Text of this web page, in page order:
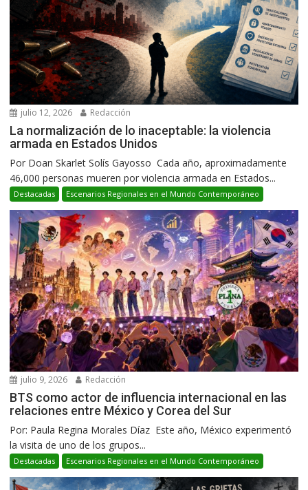
julio 12, 2026 Redacción
La normalización de lo inaceptable: la violencia
armada en Estados Unidos
Por Doan Skarlet Solís Gayosso Cada año, aproximadamente
46,000 personas mueren por violencia armada en Estados...
Destacadas Escenarios Regionales en el Mundo Contemporáneo
julio 9, 2026 Redacción
BTS como actor de influencia internacional en las
relaciones entre México y Corea del Sur
Por: Paula Regina Morales Díaz Este año, México experimentó
la visita de uno de los grupos...
Destacadas Escenarios Regionales en el Mundo Contemporáneo